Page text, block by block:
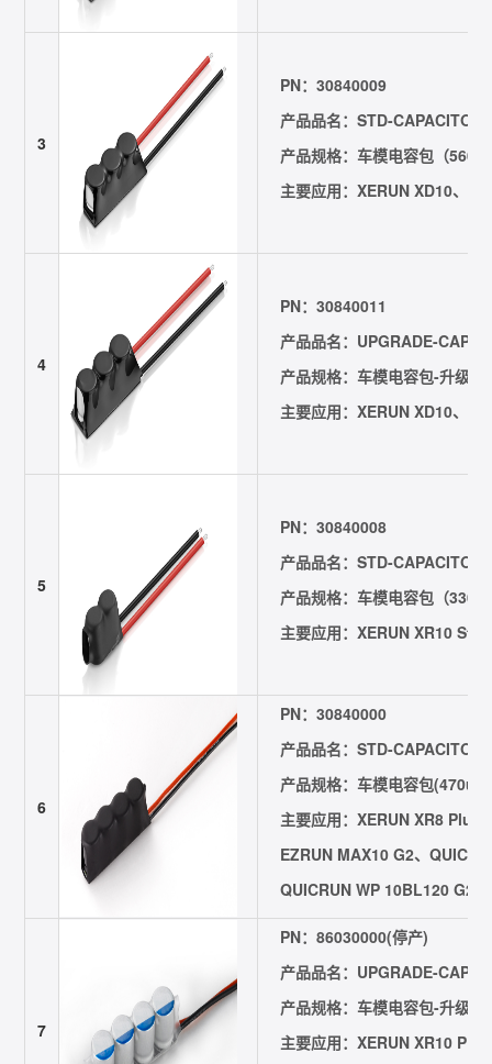
3
PN：30840009
产品品名：STD-
产品规格：车模电容包（
主要应用：XERUN XD10、
4
PN：30840011
产品品名：UPGRADE-
产品规格：车模电容包-升级
主要应用：XERUN XD10、
5
PN：30840008
产品品名：STD-
产品规格：车模电容包（
主要应用：XERUN XR10
6
PN：30840000
产品品名：STD-
产品规格：车模电容包(470u/
主要应用：XERUN XR8 Plus
EZRUN MAX10 G2、
QUICRUN WP 10BL120 G2
7
PN：86030000(停产)
产品品名：UPGRADE-
产品规格：车模电容包-升级
主要应用：XERUN XR10